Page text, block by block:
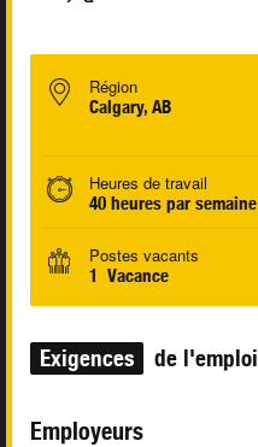
Région
Calgary, AB
Heures de travail
40 heures par semaine
Postes vacants
1 Vacance
Exigences de l'emploi
Employeurs